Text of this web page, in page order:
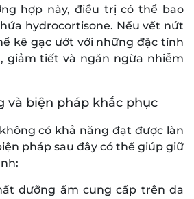
hợp này, điều trị có thể bao
hydrocortisone. Nếu vết nứt
kê gạc ướt với những đặc tính
giảm tiết và ngăn ngừa nhiễm
và biện pháp khắc phục
có khả năng đạt được làn
pháp sau đây có thể giúp giữ
dưỡng ẩm cung cấp trên da